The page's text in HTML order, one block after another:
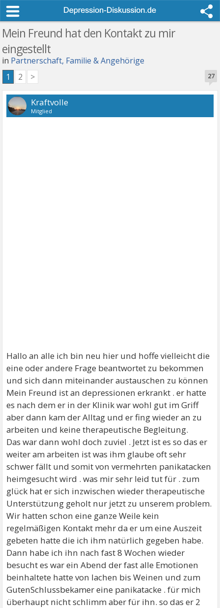
Mein Freund hat den Kontakt zu mir
eingestellt
in Partnerschaft, Familie & Angehörige
27
1 2 >
Kraftvolle
Mitglied
Hallo an alle ich bin neu hier und hoffe vielleicht die
eine oder andere Frage beantwortet zu bekommen
und sich dann miteinander austauschen zu können
Mein Freund ist an depressionen erkrankt . er hatte
es nach dem er in der Klinik war wohl gut im Griff
aber dann kam der Alltag und er fing wieder an zu
arbeiten und keine therapeutische Begleitung.
Das war dann wohl doch zuviel . Jetzt ist es so das er
weiter am arbeiten ist was ihm glaube oft sehr
schwer fällt und somit von vermehrten panikatacken
heimgesucht wird . was mir sehr leid tut für . zum
glück hat er sich inzwischen wieder therapeutische
Unterstützung geholt nur jetzt zu unserem problem.
Wir hatten schon eine ganze Weile kein
regelmäßigen Kontakt mehr da er um eine Auszeit
gebeten hatte die ich ihm natürlich gegeben habe.
Dann habe ich ihn nach fast 8 Wochen wieder
besucht es war ein Abend der fast alle Emotionen
beinhaltete hatte von lachen bis Weinen und zum
GutenSchlussbekamer eine panikatacke . für mich
überhaupt nicht schlimm aber für ihn. so das er 2